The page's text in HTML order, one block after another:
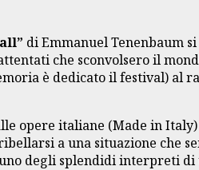
di Emmanuel Tenenbaum
che sconvolsero il
è dedicato il festival) al
opere italiane (Made in
a una situazione che
degli splendidi interpreti